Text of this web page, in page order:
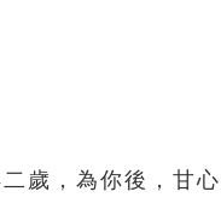
歲，為你後，甘心